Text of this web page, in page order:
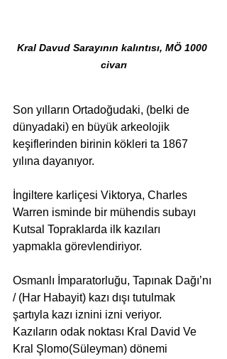
Kral Davud Sarayının kalıntısı, MÖ 1000
civarı
Son yılların Ortadoğudaki, (belki de
dünyadaki) en büyük arkeolojik
keşiflerinden birinin kökleri ta 1867
yılına dayanıyor.
İngiltere karliçesi Viktorya, Charles
Warren isminde bir mühendis subayı
Kutsal Topraklarda ilk kazıları
yapmakla görevlendiriyor.
Osmanlı İmparatorluğu, Tapınak Dağı’nı
/ (Har Habayit) kazı dışı tutulmak
şartıyla kazı iznini izni veriyor.
Kazıların odak noktası Kral David Ve
Kral Şlomo(Süleyman) dönemi